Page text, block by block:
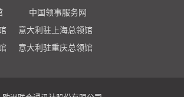
中国领事服务网
意大利驻上海总领馆
意大利驻重庆总领馆